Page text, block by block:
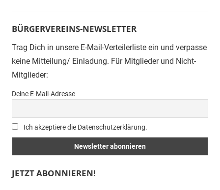
BÜRGERVEREINS-NEWSLETTER
Trag Dich in unsere E-Mail-Verteilerliste ein und verpasse
keine Mitteilung/ Einladung. Für Mitglieder und Nicht-
Mitglieder:
Deine E-Mail-Adresse
Ich akzeptiere die Datenschutzerklärung.
JETZT ABONNIEREN!